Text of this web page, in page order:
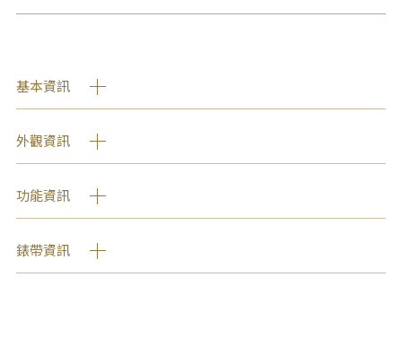
基本資訊
外觀資訊
功能資訊
錶帶資訊